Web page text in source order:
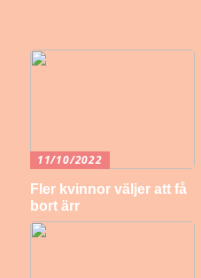
11/10/2022
Fler kvinnor väljer att få
bort ärr